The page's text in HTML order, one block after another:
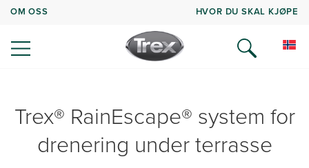
OM OSS HVOR DU SKAL KJØPE
Trex® RainEscape® system for
drenering under terrasse